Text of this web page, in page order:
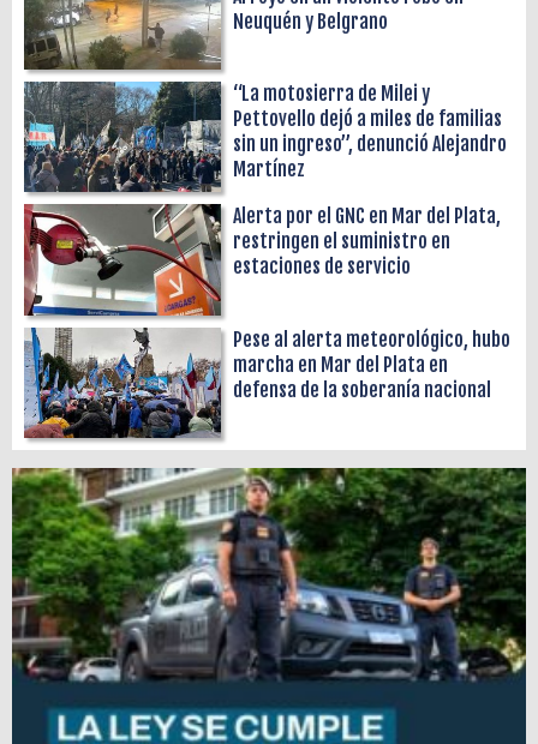
Neuquén y Belgrano
“La motosierra de Milei y
Pettovello dejó a miles de familias
sin un ingreso”, denunció Alejandro
Martínez
Alerta por el GNC en Mar del Plata,
restringen el suministro en
estaciones de servicio
Pese al alerta meteorológico, hubo
marcha en Mar del Plata en
defensa de la soberanía nacional